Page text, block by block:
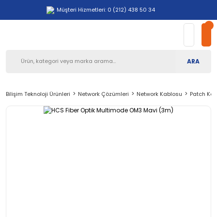
Müşteri Hizmetleri: 0 (212) 438 50 34
ARA
Bilişim Teknoloji Ürünleri Network Çözümleri Network Kablosu Patch